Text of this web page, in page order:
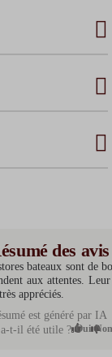
des avis
bateaux sont de
aux attentes.
appréciés.
est généré par IA
a-t-il été utile ? Oui